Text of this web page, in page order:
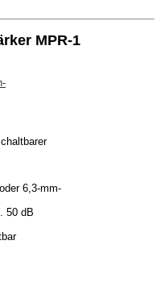
MPR-1
6,3-mm-
50 dB